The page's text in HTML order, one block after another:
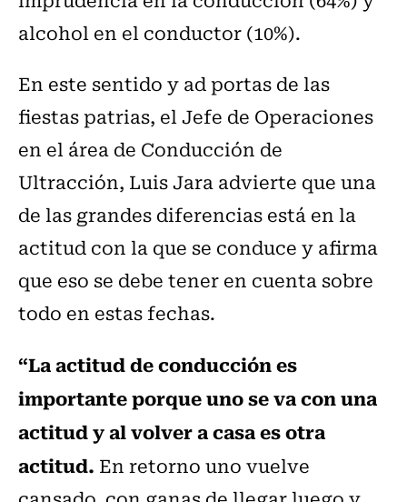
alcohol en el conductor (10%).
En este sentido y ad portas de las
fiestas patrias, el Jefe de Operaciones
en el área de Conducción de
Ultracción, Luis Jara advierte que una
de las grandes diferencias está en la
actitud con la que se conduce y afirma
que eso se debe tener en cuenta sobre
todo en estas fechas.
“La actitud de conducción es
importante porque uno se va con una
actitud y al volver a casa es otra
actitud. En retorno uno vuelve